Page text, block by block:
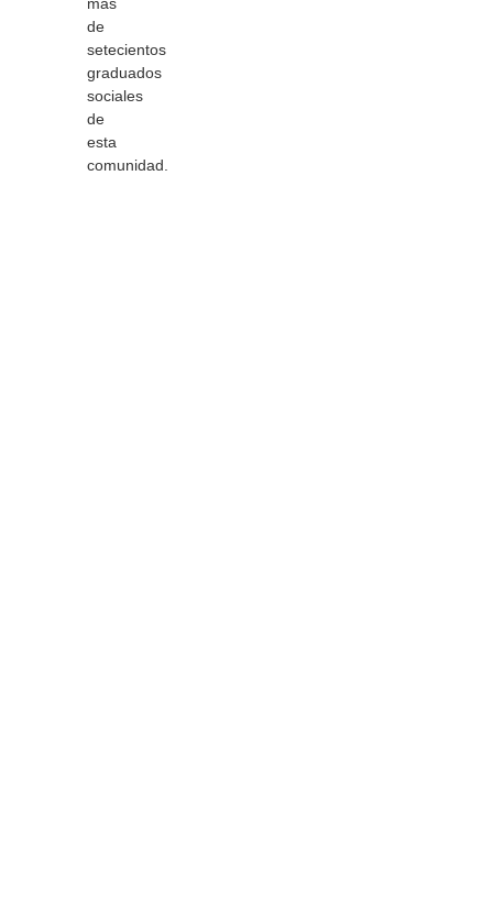
más
de
setecientos
graduados
sociales
de
esta
comunidad.